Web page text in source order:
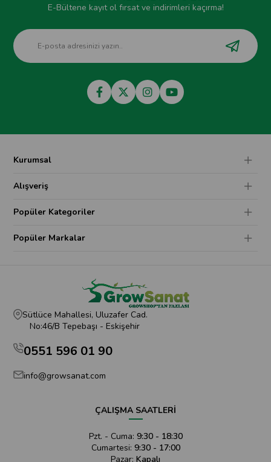
E-Bültene kayıt ol fırsat ve indirimleri kaçırma!
Kurumsal
Alışveriş
Popüler Kategoriler
Popüler Markalar
Sütlüce Mahallesi, Uluzafer Cad.
No:46/B Tepebaşı - Eskişehir
0551 596 01 90
info@growsanat.com
ÇALIŞMA SAATLERİ
Pzt. - Cuma: 9:30 - 18:30
Cumartesi: 9:30 - 17:00
Pazar: Kapalı